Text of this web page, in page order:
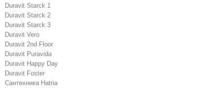
Duravit Starck 1
Duravit Starck 2
Duravit Starck 3
Duravit Vero
Duravit 2nd Floor
Duravit Puravida
Duravit Happy Day
Duravit Foster
Сантехника Hatria